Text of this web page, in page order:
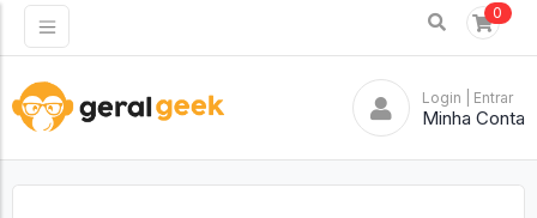
0
Login | Entrar
Minha Conta